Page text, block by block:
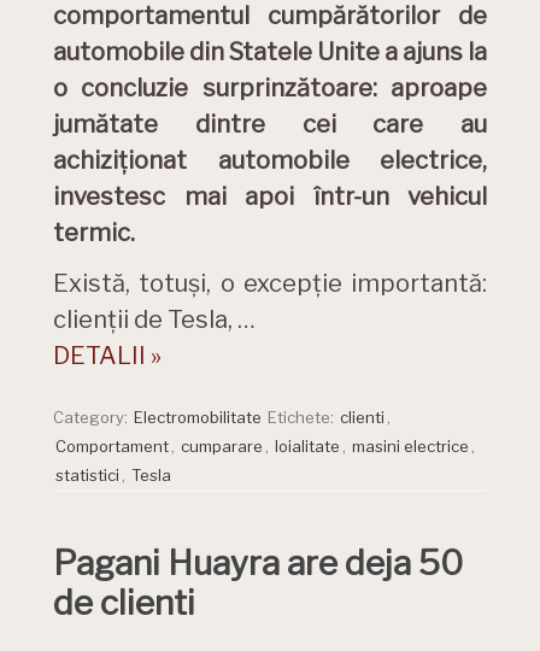
comportamentul cumpărătorilor de
automobile din Statele Unite a ajuns la
o concluzie surprinzătoare: aproape
jumătate dintre cei care au
achiziționat automobile electrice,
investesc mai apoi într-un vehicul
termic.
Există, totuși, o excepție importantă:
clienții de Tesla, …
DETALII »
Category: Electromobilitate Etichete: clienti
Comportament
cumparare loialitate masini electrice
statistici
Tesla
Pagani Huayra are deja 50
de clienti